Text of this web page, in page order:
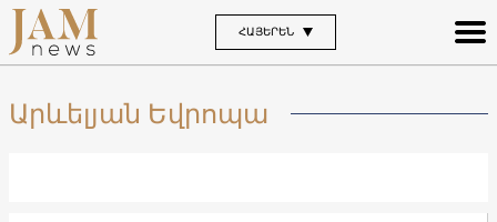
ՀԱՅԵՐԵՆ
Արևելյան Եվրոպա